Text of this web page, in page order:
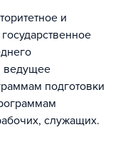
и
ведущее
подготовки
служащих.